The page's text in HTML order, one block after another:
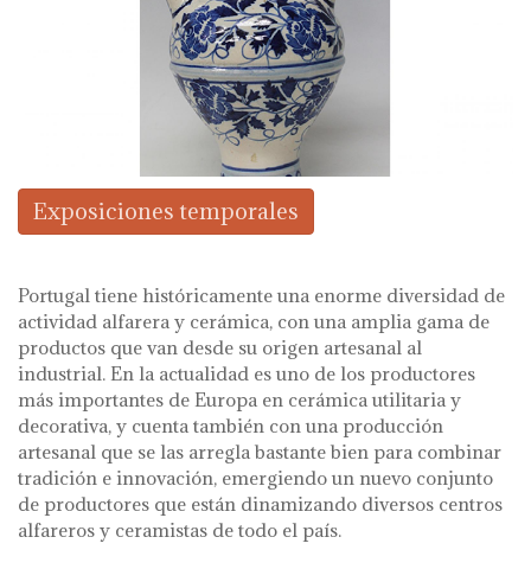
Exposiciones temporales
Portugal tiene históricamente una enorme diversidad de
actividad alfarera y cerámica, con una amplia gama de
productos que van desde su origen artesanal al
industrial. En la actualidad es uno de los productores
más importantes de Europa en cerámica utilitaria y
decorativa, y cuenta también con una producción
artesanal que se las arregla bastante bien para combinar
tradición e innovación, emergiendo un nuevo conjunto
de productores que están dinamizando diversos centros
alfareros y ceramistas de todo el país.